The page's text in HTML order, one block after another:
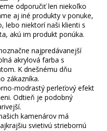
odporučiť len niekoľko
aj iné produkty v ponuke,
lebo niektorí naši klienti s
akú im produkt ponúka.
najpredávanejší
akrylová farba s
K dnešnému dňu
zákazníka.
modrastý perleťový efekt
Odtieň je podobný
kamenárov má
svietivú striebornú